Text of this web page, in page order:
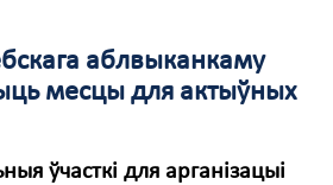
аблвыканкаму
месцы для актыўных
ўчасткі для арганізацыі